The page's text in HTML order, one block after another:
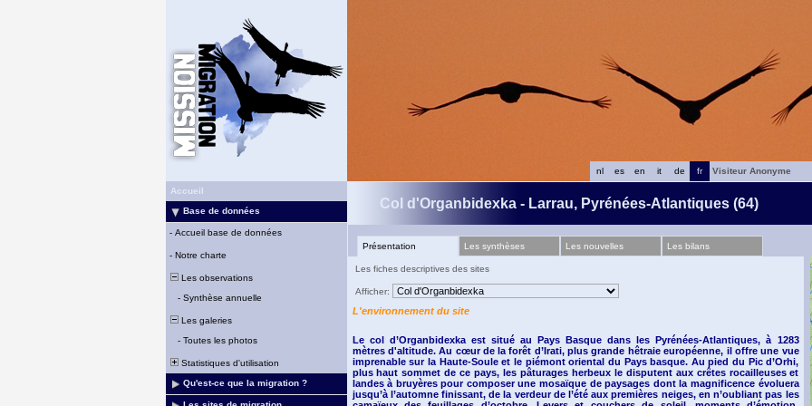
fr
de
it
en
es
nl
Visiteur Anonyme
Accueil
Base de données
- Accueil base de données
- Notre charte
Les observations
- Synthèse annuelle
Les galeries
- Toutes les photos
Statistiques d'utilisation
Qu'est-ce que la migration ?
Col d'Organbidexka - Larrau, Pyrénées-Atlantiques (64)
Présentation Les synthèses Les nouvelles Les bilans
Les fiches descriptives des sites
Afficher:
L'environnement du site
Le col d’Organbidexka est situé au Pays Basque dans les Pyrénées-Atlantiques, à 1283
mètres d'altitude. Au cœur de la forêt d’Irati, plus grande hêtraie européenne, il offre une vue
imprenable sur la Haute-Soule et le piémont oriental du Pays basque. Au pied du Pic d’Orhi,
plus haut sommet de ce pays, les pâturages herbeux le disputent aux crêtes rocailleuses et
landes à bruyères pour composer une mosaïque de paysages dont la magnificence évoluera
jusqu’à l’automne finissant, de la verdeur de l’été aux premières neiges, en n’oubliant pas les